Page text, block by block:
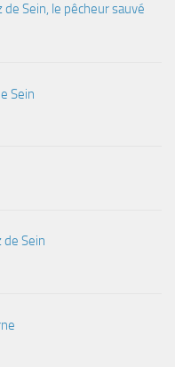
de Sein, le pêcheur sauvé
Sein
de Sein